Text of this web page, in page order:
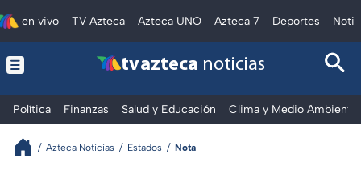
en vivo TV Azteca Azteca UNO Azteca 7 Deportes
tv azteca noticias
Política Finanzas Salud y Educación Clima y Medio Ambiente
Azteca Noticias Estados Nota